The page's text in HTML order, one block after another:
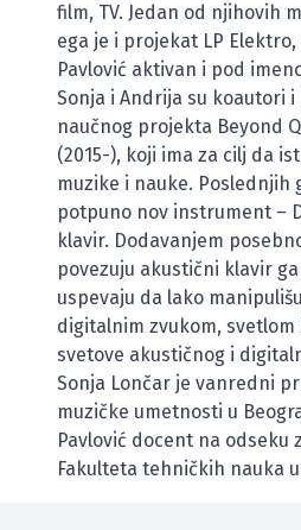
film, TV. Jedan od njihovih
ega je i projekat LP
Pavlović aktivan i pod
Sonja i Andrija su koautori
naučnog projekta Beyond
(2015-), koji ima za cilj da
muzike i nauke. Poslednjih
potpuno nov instrument –
klavir. Dodavanjem
povezuju akustični klavir
uspevaju da lako
digitalnim zvukom, svetlom
svetove akustičnog i
Sonja Lončar je vanredni
muzičke umetnosti u
Pavlović docent na odseku
Fakulteta tehničkih nauka